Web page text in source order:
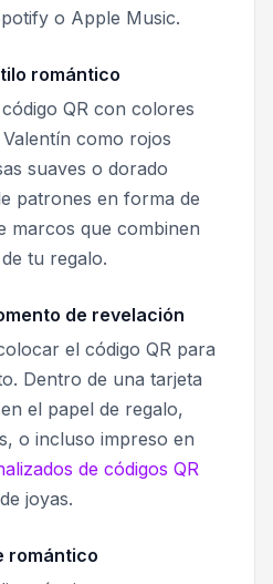
o Apple Music.
romántico
QR con colores
como rojos
suaves o dorado
patrones en forma de
marcos que combinen
tu regalo.
de revelación
el código QR para
Dentro de una tarjeta
el papel de regalo,
o incluso impreso en
de códigos QR
joyas.
romántico